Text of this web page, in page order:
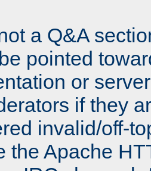
a Q&A
pointed
or
if they
invalid/off-
the Apache